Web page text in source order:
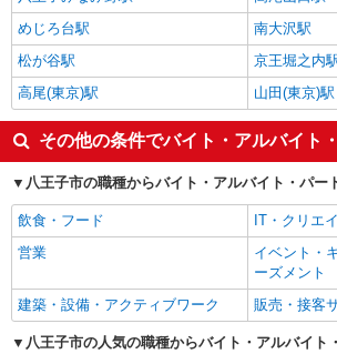
めじろ台駅
南大沢駅
松が谷駅
京王堀之内
高尾(東京)駅
山田(東京)駅
その他の条件でバイト・アルバイト
八王子市の職種からバイト・アルバイト・パー
飲食・フード
IT・クリエ
営業
イベント・
ーズメント
建築・設備・アクティブワーク
販売・接客
八王子市の人気の職種からバイト・アルバイト